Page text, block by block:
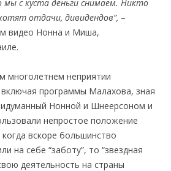
с куста деньги снимаем. Никто
отдачи, дивидендов”, –
видео Нонна и Миша,
многолетнем неприятии
программы Малахова, зная
Нонной и Шнеерсоном и
непростое положение
вскоре большинство
на себе “заботу”, то “звездная
деятельность на страны